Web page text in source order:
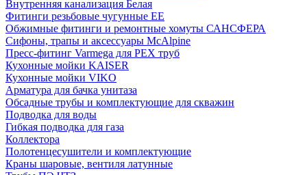
Внутренняя канализация Белая
Фитинги резьбовые чугунные EE
Обжимные фитинги и ремонтные хомуты САНСФЕРА
Сифоны, трапы и аксессуары McAlpine
Пресс-фитинг Varmega для PEX труб
Кухонные мойки KAISER
Кухонные мойки VIKO
Арматура для бачка унитаза
Обсадные трубы и комплектующие для скважин
Подводка для воды
Гибкая подводка для газа
Коллектора
Полотенцесушители и комплектующие
Краны шаровые, вентиля латунные